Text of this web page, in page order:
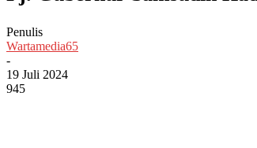
Penulis
Wartamedia65
-
19 Juli 2024
945